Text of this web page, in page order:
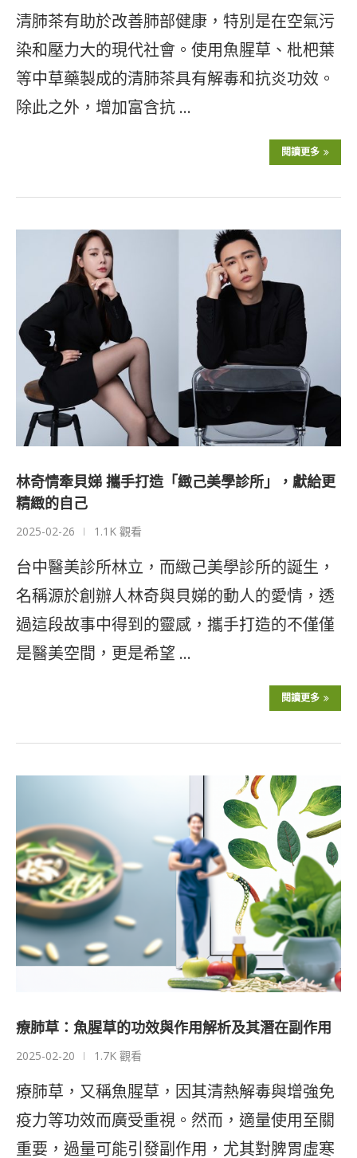
清肺茶有助於改善肺部健康，特別是在空氣污
染和壓力大的現代社會。使用魚腥草、枇杷葉
等中草藥製成的清肺茶具有解毒和抗炎功效。
除此之外，增加富含抗 …
閱讀更多
林奇情牽貝娣 攜手打造「緻己美學診所」，獻給更
精緻的自己
2025-02-26 1.1K 觀看
台中醫美診所林立，而緻己美學診所的誕生，
名稱源於創辦人林奇與貝娣的動人的愛情，透
過這段故事中得到的靈感，攜手打造的不僅僅
是醫美空間，更是希望 …
閱讀更多
療肺草：魚腥草的功效與作用解析及其潛在副作用
2025-02-20 1.7K 觀看
療肺草，又稱魚腥草，因其清熱解毒與增強免
疫力等功效而廣受重視。然而，適量使用至關
重要，過量可能引發副作用，尤其對脾胃虛寒